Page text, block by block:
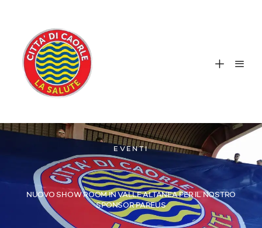
EVENTI
NUOVO SHOW ROOM IN VALLE ALTANEA PER IL NOSTRO
SPONSOR PAREUS